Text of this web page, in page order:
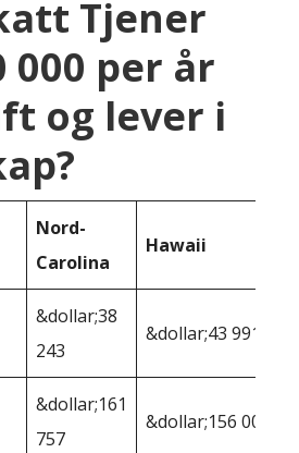
Tjener
000 per år
og lever i
Nord-
Carolina
Hawaii
&dollar;38
243
&dollar;43 991
&dollar;161
757
&dollar;156 009